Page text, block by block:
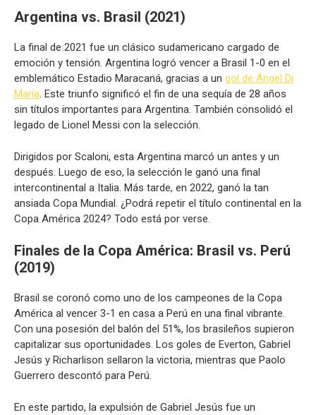
Argentina vs. Brasil (2021)
La final de 2021 fue un clásico sudamericano cargado de
emoción y tensión. Argentina logró vencer a Brasil 1-0 en el
emblemático Estadio Maracaná, gracias a un gol de Ángel Di
María. Este triunfo significó el fin de una sequía de 28 años
sin títulos importantes para Argentina. También consolidó el
legado de Lionel Messi con la selección.
Dirigidos por Scaloni, esta Argentina marcó un antes y un
después. Luego de eso, la selección le ganó una final
intercontinental a Italia. Más tarde, en 2022, ganó la tan
ansiada Copa Mundial. ¿Podrá repetir el título continental en la
Copa América 2024? Todo está por verse.
Finales de la Copa América: Brasil vs. Perú
(2019)
Brasil se coronó como uno de los campeones de la Copa
América al vencer 3-1 en casa a Perú en una final vibrante.
Con una posesión del balón del 51%, los brasileños supieron
capitalizar sus oportunidades. Los goles de Everton, Gabriel
Jesús y Richarlison sellaron la victoria, mientras que Paolo
Guerrero descontó para Perú.
En este partido, la expulsión de Gabriel Jesús fue un